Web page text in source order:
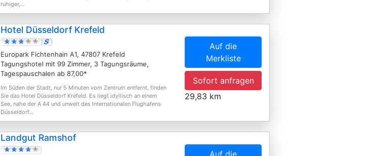
ruhiger,...
Hotel Düsseldorf Krefeld
Europark Fichtenhain A1, 47807 Krefeld
Tagungshotel mit 99 Zimmer, 3 Tagungsräume,
Tagespauschalen ab 87,00*
Im Süden der Stadt, nur 5 Minuten vom Zentrum entfernt, finden
Sie das Hotel Düsseldorf Krefeld. Es liegt idyllisch an einem
See, nahe der A 44 und unweit des Internationalen Flughafens
Düsseldorf...
Auf die
Merkliste
Sofort anfragen
29,83 km
Landgut Ramshof
Auf die